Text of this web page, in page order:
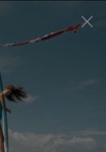
your experience
comfortable.
MAINTENANT
GRATUITE